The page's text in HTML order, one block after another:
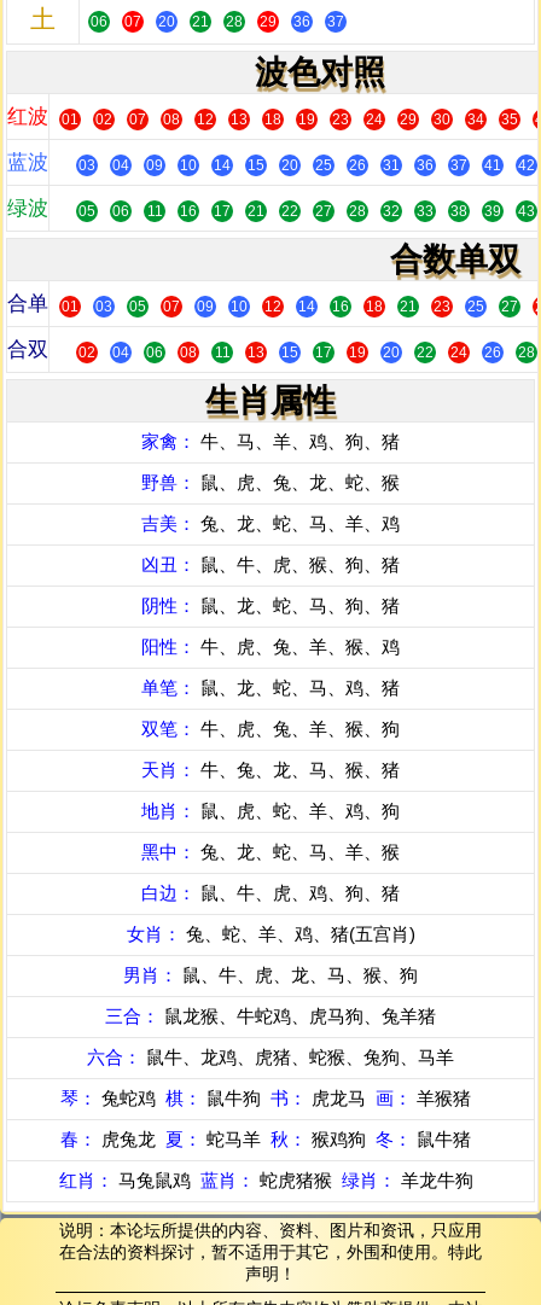
土 06 07 20 21 28 29 36 37
波色对照
红波 01 02 07 08 12 13 18 19 23 24 29 30 34 35
蓝波 03 04 09 10 14 15 20 25 26 31 36 37 41 42
绿波 05 06 11 16 17 21 22 27 28 32 33 38 39 43
合数单双
合单 01 03 05 07 09 10 12 14 16 18 21 23 25 27
合双 02 04 06 08 11 13 15 17 19 20 22 24 26 28
生肖属性
家禽： 牛、马、羊、鸡、狗、猪
野兽： 鼠、虎、兔、龙、蛇、猴
吉美： 兔、龙、蛇、马、羊、鸡
凶丑： 鼠、牛、虎、猴、狗、猪
阴性： 鼠、龙、蛇、马、狗、猪
阳性： 牛、虎、兔、羊、猴、鸡
单笔： 鼠、龙、蛇、马、鸡、猪
双笔： 牛、虎、兔、羊、猴、狗
天肖： 牛、兔、龙、马、猴、猪
地肖： 鼠、虎、蛇、羊、鸡、狗
黑中： 兔、龙、蛇、马、羊、猴
白边： 鼠、牛、虎、鸡、狗、猪
女肖： 兔、蛇、羊、鸡、猪(五宫肖)
男肖： 鼠、牛、虎、龙、马、猴、狗
三合： 鼠龙猴、牛蛇鸡、虎马狗、兔羊猪
六合： 鼠牛、龙鸡、虎猪、蛇猴、兔狗、马羊
琴： 兔蛇鸡 棋： 鼠牛狗 书： 虎龙马 画： 羊猴猪
春：
虎兔龙 夏： 蛇马羊 秋： 猴鸡狗 冬： 鼠牛猪
红肖： 马兔鼠鸡 蓝肖： 蛇虎猪猴 绿肖： 羊龙牛狗
说明：本论坛所提供的内容、资料、图片和资讯，只应用
在合法的资料探讨，暂不适用于其它，外围和使用。特此
声明！